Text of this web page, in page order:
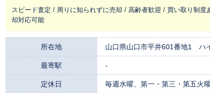
スピード査定 / 周りに知られずに売却 / 高齢者歓迎 / 買い取り制
却対応可能
所在地 山口県山口市平井601番地1 ハ
最寄駅 -
定休日 毎週水曜、第一・第三・第五火曜